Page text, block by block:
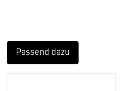
Passend dazu